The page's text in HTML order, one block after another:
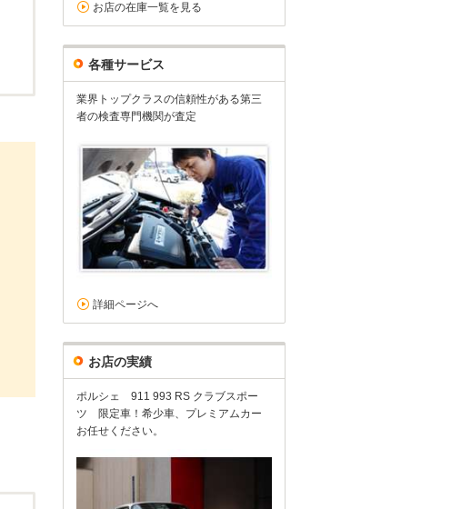
お店の在庫一覧を見る
各種サービス
業界トップクラスの信頼性がある第三
者の検査専門機関が査定
詳細ページへ
お店の実績
ポルシェ 911 993 RS クラブスポー
ツ 限定車！希少車、プレミアムカー
お任せください。